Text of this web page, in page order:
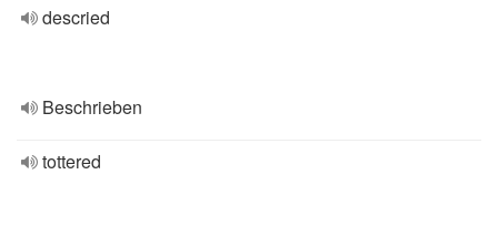
descried
Beschrieben
tottered